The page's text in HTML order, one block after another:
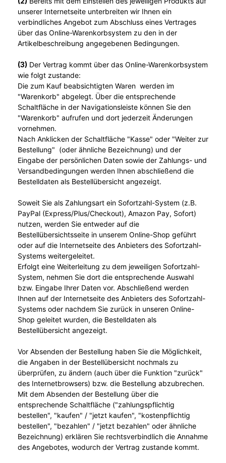
unserer Internetseite unterbreiten wir Ihnen ein
verbindliches Angebot zum Abschluss eines Vertrages
über das Online-Warenkorbsystem zu den in der
Artikelbeschreibung angegebenen Bedingungen.
(3) Der Vertrag kommt über das Online-Warenkorbsystem
wie folgt zustande:
Die zum Kauf beabsichtigten Waren werden im
"Warenkorb" abgelegt. Über die entsprechende
Schaltfläche in der Navigationsleiste können Sie den
"Warenkorb" aufrufen und dort jederzeit Änderungen
vornehmen.
Nach Anklicken der Schaltfläche "Kasse" oder "Weiter zur
Bestellung" (oder ähnliche Bezeichnung) und der
Eingabe der persönlichen Daten sowie der Zahlungs- und
Versandbedingungen werden Ihnen abschließend die
Bestelldaten als Bestellübersicht angezeigt.
Soweit Sie als Zahlungsart ein Sofortzahl-System (z.B.
PayPal (Express/Plus/Checkout), Amazon Pay, Sofort)
nutzen, werden Sie entweder auf die
Bestellübersichtsseite in unserem Online-Shop geführt
oder auf die Internetseite des Anbieters des Sofortzahl-
Systems weitergeleitet.
Erfolgt eine Weiterleitung zu dem jeweiligen Sofortzahl-
System, nehmen Sie dort die entsprechende Auswahl
bzw. Eingabe Ihrer Daten vor. Abschließend werden
Ihnen auf der Internetseite des Anbieters des Sofortzahl-
Systems oder nachdem Sie zurück in unseren Online-
Shop geleitet wurden, die Bestelldaten als
Bestellübersicht angezeigt.
Vor Absenden der Bestellung haben Sie die Möglichkeit,
die Angaben in der Bestellübersicht nochmals zu
überprüfen, zu ändern (auch über die Funktion "zurück"
des Internetbrowsers) bzw. die Bestellung abzubrechen.
Mit dem Absenden der Bestellung über die
entsprechende Schaltfläche ("zahlungspflichtig
bestellen", "kaufen" / "jetzt kaufen", "kostenpflichtig
bestellen", "bezahlen" / "jetzt bezahlen" oder ähnliche
Bezeichnung) erklären Sie rechtsverbindlich die Annahme
des Angebotes, wodurch der Vertrag zustande kommt.